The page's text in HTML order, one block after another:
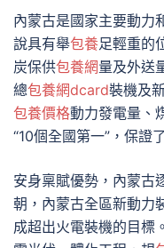
內蒙古是國家主要動力
說具有舉包養足輕重的
炭保供包養網量及外送
總包養網dcard裝機及
包養價格動力發電量、
“10個全國第一”，保證
安身稟賦優勢，內蒙古
朝，內蒙古全區新動力
成超出火電裝機的目標